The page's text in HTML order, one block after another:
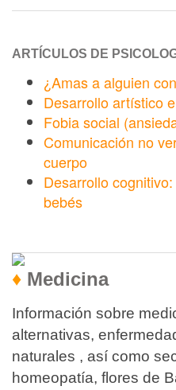
ARTÍCULOS DE
¿Amas a alguien
Desarrollo artístico
Fobia social
Comunicación no
cuerpo
Desarrollo
bebés
♦ Medicina
Información sobre
alternativas,
naturales , así como
homeopatía, flores de